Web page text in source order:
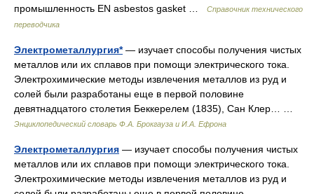
промышленность EN asbestos gasket …
Справочник технического
переводчика
Электрометаллургия*— изучает способы получения чистых
металлов или их сплавов при помощи электрического тока.
Электрохимические методы извлечения металлов из руд и
солей были разработаны еще в первой половине
девятнадцатого столетия Беккерелем (1835), Сан Клер… …
Энциклопедический словарь Ф.А. Брокгауза и И.А. Ефрона
Электрометаллургия — изучает способы получения чистых
металлов или их сплавов при помощи электрического тока.
Электрохимические методы извлечения металлов из руд и